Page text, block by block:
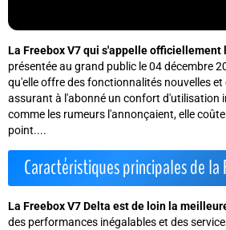
La Freebox V7 qui s'appelle officiellement
présentée au grand public le 04 décembre
qu'elle offre des fonctionnalités nouvelles
assurant à l'abonné un confort d'utilisation
comme les rumeurs l'annonçaient, elle
point....
Caractéristiques principales de la
La Freebox V7 Delta est de loin la
des performances inégalables et des